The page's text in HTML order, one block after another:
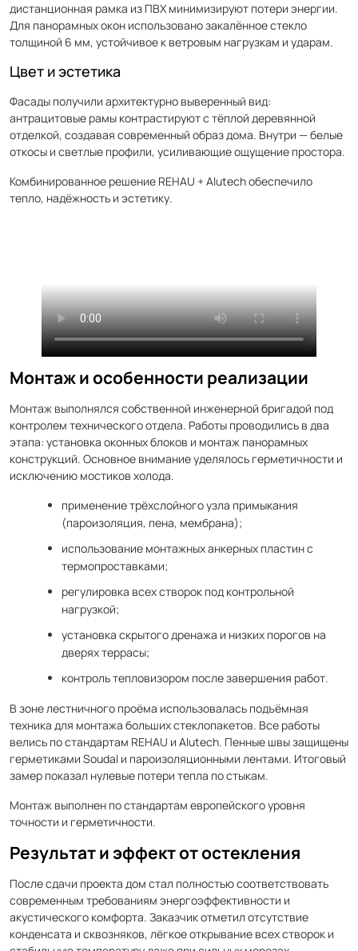
дистанционная рамка из ПВХ минимизируют потери энергии.
Для панорамных окон использовано закалённое стекло
толщиной 6 мм, устойчивое к ветровым нагрузкам и ударам.
Цвет и эстетика
Фасады получили архитектурно выверенный вид:
антрацитовые рамы контрастируют с тёплой деревянной
отделкой, создавая современный образ дома. Внутри — белые
откосы и светлые профили, усиливающие ощущение простора.
Комбинированное решение REHAU + Alutech обеспечило
тепло, надёжность и эстетику.
Монтаж и особенности реализации
Монтаж выполнялся собственной инженерной бригадой под
контролем технического отдела. Работы проводились в два
этапа: установка оконных блоков и монтаж панорамных
конструкций. Основное внимание уделялось герметичности и
исключению мостиков холода.
применение трёхслойного узла примыкания
(пароизоляция, пена, мембрана);
использование монтажных анкерных пластин с
термопроставками;
регулировка всех створок под контрольной
нагрузкой;
установка скрытого дренажа и низких порогов на
дверях террасы;
контроль тепловизором после завершения работ.
В зоне лестничного проёма использовалась подъёмная
техника для монтажа больших стеклопакетов. Все работы
велись по стандартам REHAU и Alutech. Пенные швы защищены
герметиками Soudal и пароизоляционными лентами. Итоговый
замер показал нулевые потери тепла по стыкам.
Монтаж выполнен по стандартам европейского уровня
точности и герметичности.
Результат и эффект от остекления
После сдачи проекта дом стал полностью соответствовать
современным требованиям энергоэффективности и
акустического комфорта. Заказчик отметил отсутствие
конденсата и сквозняков, лёгкое открывание всех створок и